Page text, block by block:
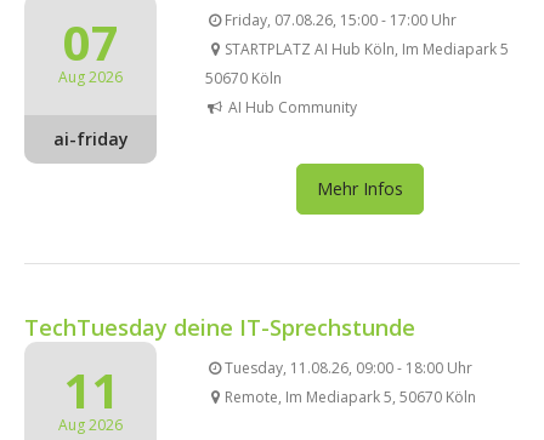
07
Aug 2026
ai-friday
Friday, 07.08.26, 15:00 - 17:00 Uhr
STARTPLATZ AI Hub Köln, Im Mediapark 5
50670 Köln
AI Hub Community
Mehr Infos
TechTuesday deine IT-Sprechstunde
11
Aug 2026
Tuesday, 11.08.26, 09:00 - 18:00 Uhr
Remote, Im Mediapark 5, 50670 Köln